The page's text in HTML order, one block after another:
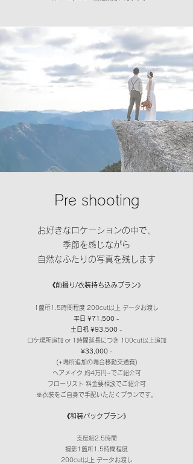
Pre shooting
お好きなロケーションの中で、
季節を感じながら
自然なふたりの写真を残します
《前撮り/衣装持ち込みプラン》
1箇所1.5時間程度 200cut以上 データお渡し
平日 ¥71 ,500 -
土日祝 ¥93,500 -
ロケ場所追加 or 1時間延長につき 100cut以上追加
¥33,000 -
(+場所追加の場合移動 交通費)​
ヘアメイク 約4万円~でご紹介可
​フローリスト 料金要相談でご紹介可​
※衣装をご自身で手配いただくプランです。
《和装パックプラン》
支度約2.5時間
撮影1箇所1.5時間程度
200cut以上 データお渡し